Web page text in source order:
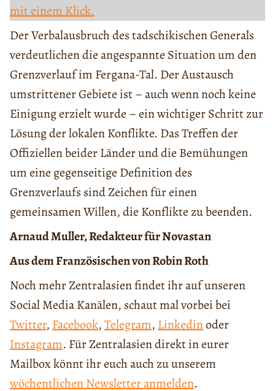
mit einem Klick.
Der Verbalausbruch des tadschikischen Generals
verdeutlichen die angespannte Situation um den
Grenzverlauf im Fergana-Tal. Der Austausch
umstrittener Gebiete ist – auch wenn noch keine
Einigung erzielt wurde – ein wichtiger Schritt zur
Lösung der lokalen Konflikte. Das Treffen der
Offiziellen beider Länder und die Bemühungen
um eine gegenseitige Definition des
Grenzverlaufs sind Zeichen für einen
gemeinsamen Willen, die Konflikte zu beenden.
Arnaud Muller, Redakteur für Novastan
Aus dem Französischen von Robin Roth
Noch mehr Zentralasien findet ihr auf unseren
Social Media Kanälen, schaut mal vorbei bei
Twitter, Facebook,Telegram, Linkedinoder
Instagram. Für Zentralasien direkt in eurer
Mailbox könnt ihr euch auch zu unserem
wöchentlichen Newsletter anmelden.